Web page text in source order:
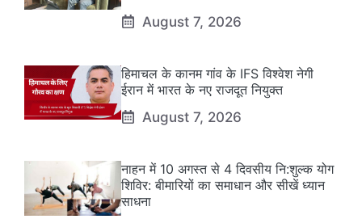
August 7, 2026
हिमाचल के कानम गांव के IFS विश्वेश नेगी
ईरान में भारत के नए राजदूत नियुक्त
August 7, 2026
नाहन में 10 अगस्त से 4 दिवसीय नि:शुल्क योग
शिविर: बीमारियों का समाधान और सीखें ध्यान
साधना